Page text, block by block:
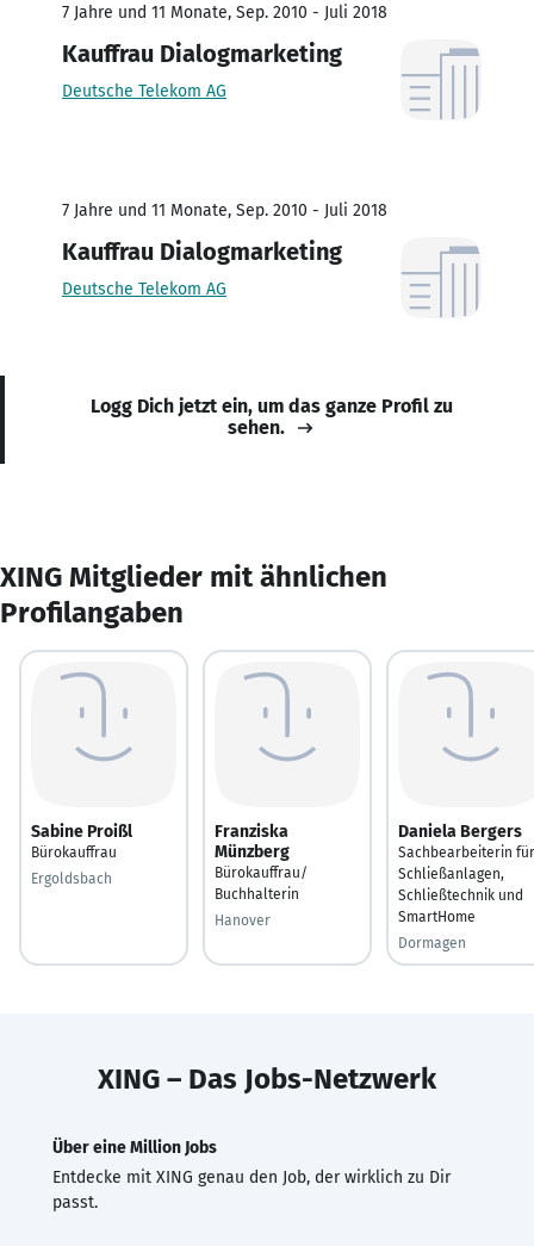
7 Jahre und 11 Monate, Sep. 2010 - Juli 2018
Kauffrau Dialogmarketing
Deutsche Telekom AG
7 Jahre und 11 Monate, Sep. 2010 - Juli 2018
Kauffrau Dialogmarketing
Deutsche Telekom AG
Logg Dich jetzt ein, um das ganze Profil zu
sehen.
XING Mitglieder mit ähnlichen
Profilangaben
Sabine Proißl
Bürokauffrau
Ergoldsbach
Franziska
Münzberg
Bürokauffrau/
Buchhalterin
Hanover
Daniela Bergers
Sachbearbeiterin für
Schließanlagen,
Schließtechnik und
SmartHome
Dormagen
XING – Das Jobs-Netzwerk
Über eine Million Jobs
Entdecke mit XING genau den Job, der wirklich zu Dir
passt.